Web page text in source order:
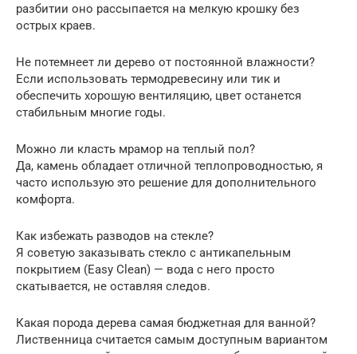
разбитии оно рассыпается на мелкую крошку без
острых краев.
Не потемнеет ли дерево от постоянной влажности?
Если использовать термодревесину или тик и
обеспечить хорошую вентиляцию, цвет останется
стабильным многие годы.
Можно ли класть мрамор на теплый пол?
Да, камень обладает отличной теплопроводностью, я
часто использую это решение для дополнительного
комфорта.
Как избежать разводов на стекле?
Я советую заказывать стекло с антикапельным
покрытием (Easy Clean) — вода с него просто
скатывается, не оставляя следов.
Какая порода дерева самая бюджетная для ванной?
Лиственница считается самым доступным вариантом